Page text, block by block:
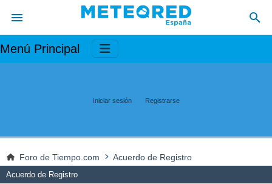
Menú Principal
Iniciar sesión Registrarse
Foro de Tiempo.com Acuerdo de Registro
Acuerdo de Registro